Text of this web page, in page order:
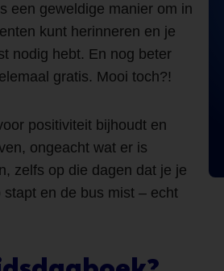
een geweldige manier om in
kunt herinneren en je
nodig hebt. En nog beter
gratis. Mooi toch?!
positiviteit bijhoudt en
ongeacht wat er is
zelfs op die dagen dat je je
en de bus mist – echt